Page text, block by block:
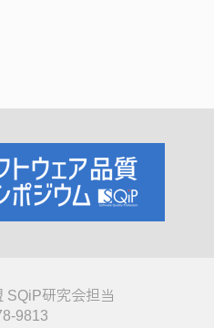
SQiP研究会担当
9813